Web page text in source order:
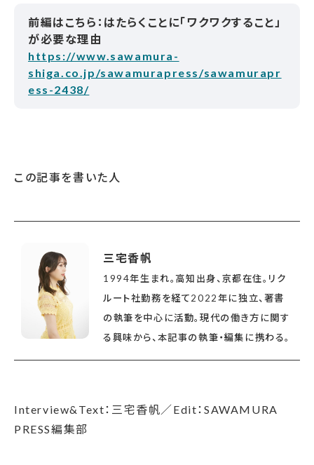
前編はこちら：はたらくことに「ワクワクすること」
が必要な理由
https://www.sawamura-
shiga.co.jp/sawamurapress/sawamurapr
ess-2438/
この記事を書いた人
三宅香帆
1994年生まれ。高知出身、京都在住。リク
ルート社勤務を経て2022年に独立、著書
の執筆を中心に活動。現代の働き方に関す
る興味から、本記事の執筆・編集に携わる。
Interview&Text：三宅香帆／Edit：SAWAMURA
PRESS編集部